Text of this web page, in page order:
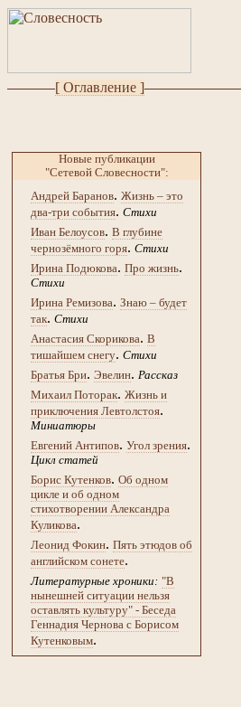
[ Оглавление ]
Новые публикации
"Сетевой Словесности":
Андрей Баранов. Жизнь – это
два-три события. Стихи
Иван Белоусов. В глубине
чернозёмного горя. Стихи
Ирина Подюкова. Про жизнь.
Стихи
Ирина Ремизова. Знаю – будет
так. Стихи
Анастасия Скорикова. В
тишайшем снегу. Стихи
Братья Бри. Эвелин. Рассказ
Михаил Поторак. Жизнь и
приключения Левтолстоя.
Миниатюры
Евгений Антипов. Угол зрения.
Цикл статей
Борис Кутенков. Об одном
цикле и об одном
стихотворении Александра
Куликова.
Леонид Фокин. Пять этюдов об
английском сонете.
Литературные хроники: "В
нынешней ситуации нельзя
оставлять культуру" - Беседа
Геннадия Чернова с Борисом
Кутенковым.